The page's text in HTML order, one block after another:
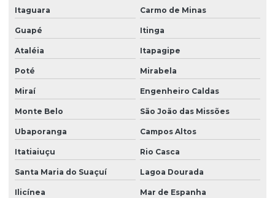
Itaguara Carmo de Minas
Guapé Itinga
Ataléia Itapagipe
Poté Mirabela
Miraí Engenheiro Caldas
Monte Belo São João das Missões
Ubaporanga Campos Altos
Itatiaiuçu Rio Casca
Santa Maria do Suaçuí Lagoa Dourada
Ilicínea Mar de Espanha